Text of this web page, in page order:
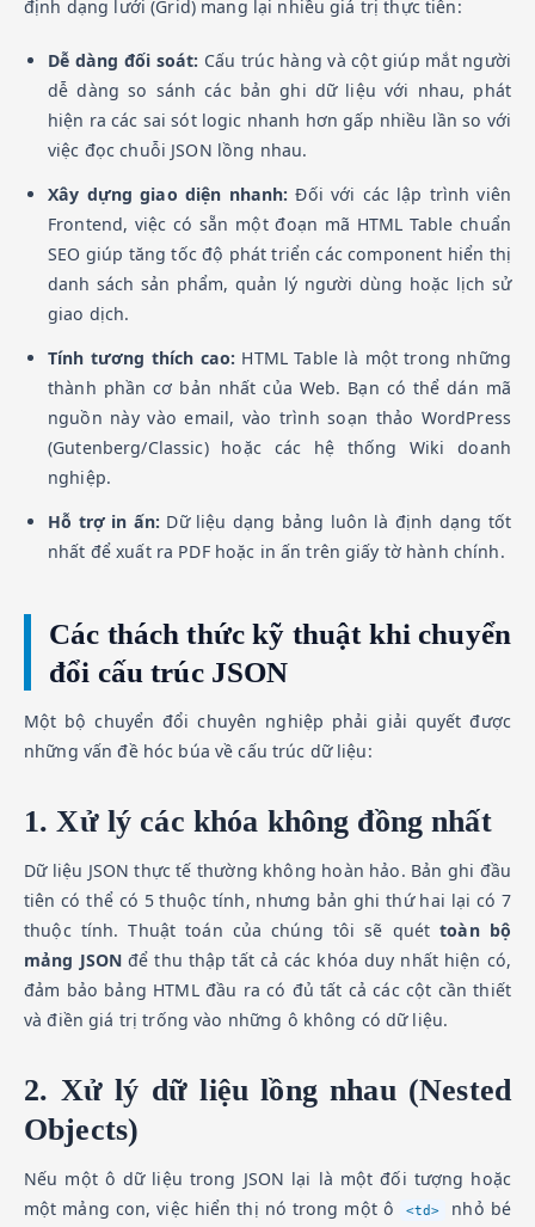
định dạng lưới (Grid) mang lại nhiều giá trị thực tiễn:
Dễ dàng đối soát: Cấu trúc hàng và cột giúp mắt người
dễ dàng so sánh các bản ghi dữ liệu với nhau, phát
hiện ra các sai sót logic nhanh hơn gấp nhiều lần so với
việc đọc chuỗi JSON lồng nhau.
Xây dựng giao diện nhanh: Đối với các lập trình viên
Frontend, việc có sẵn một đoạn mã HTML Table chuẩn
SEO giúp tăng tốc độ phát triển các component hiển thị
danh sách sản phẩm, quản lý người dùng hoặc lịch sử
giao dịch.
Tính tương thích cao: HTML Table là một trong những
thành phần cơ bản nhất của Web. Bạn có thể dán mã
nguồn này vào email, vào trình soạn thảo WordPress
(Gutenberg/Classic) hoặc các hệ thống Wiki doanh
nghiệp.
Hỗ trợ in ấn: Dữ liệu dạng bảng luôn là định dạng tốt
nhất để xuất ra PDF hoặc in ấn trên giấy tờ hành chính.
Các thách thức kỹ thuật khi chuyển
đổi cấu trúc JSON
Một bộ chuyển đổi chuyên nghiệp phải giải quyết được
những vấn đề hóc búa về cấu trúc dữ liệu:
1. Xử lý các khóa không đồng nhất
Dữ liệu JSON thực tế thường không hoàn hảo. Bản ghi đầu
tiên có thể có 5 thuộc tính, nhưng bản ghi thứ hai lại có 7
thuộc tính. Thuật toán của chúng tôi sẽ quéttoàn bộ
mảng JSON để thu thập tất cả các khóa duy nhất hiện có,
đảm bảo bảng HTML đầu ra có đủ tất cả các cột cần thiết
và điền giá trị trống vào những ô không có dữ liệu.
2. Xử lý dữ liệu lồng nhau (Nested
Objects)
Nếu một ô dữ liệu trong JSON lại là một đối tượng hoặc
một mảng con, việc hiển thị nó trong một ô
<td>
nhỏ bé